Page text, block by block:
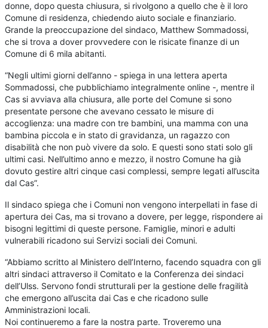
donne, dopo questa chiusura, si rivolgono a quello che è il loro
Comune di residenza, chiedendo aiuto sociale e finanziario.
Grande la preoccupazione del sindaco, Matthew Sommadossi,
che si trova a dover provvedere con le risicate finanze di un
Comune di 6 mila abitanti.
“Negli ultimi giorni dell’anno - spiega in una lettera aperta
Sommadossi, che pubblichiamo integralmente online -, mentre il
Cas si avviava alla chiusura, alle porte del Comune si sono
presentate persone che avevano cessato le misure di
accoglienza: una madre con tre bambini, una mamma con una
bambina piccola e in stato di gravidanza, un ragazzo con
disabilità che non può vivere da solo. E questi sono stati solo gli
ultimi casi. Nell’ultimo anno e mezzo, il nostro Comune ha già
dovuto gestire altri cinque casi complessi, sempre legati all’uscita
dal Cas”.
Il sindaco spiega che i Comuni non vengono interpellati in fase di
apertura dei Cas, ma si trovano a dovere, per legge, rispondere ai
bisogni legittimi di queste persone. Famiglie, minori e adulti
vulnerabili ricadono sui Servizi sociali dei Comuni.
“Abbiamo scritto al Ministero dell’Interno, facendo squadra con gli
altri sindaci attraverso il Comitato e la Conferenza dei sindaci
dell’Ulss. Servono fondi strutturali per la gestione delle fragilità
che emergono all’uscita dai Cas e che ricadono sulle
Amministrazioni locali.
Noi continueremo a fare la nostra parte. Troveremo una